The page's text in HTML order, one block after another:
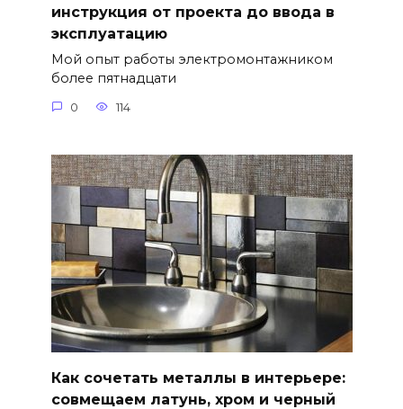
инструкция от проекта до ввода в
эксплуатацию
Мой опыт работы электромонтажником
более пятнадцати
0 114
Как сочетать металлы в интерьере:
совмещаем латунь, хром и черный